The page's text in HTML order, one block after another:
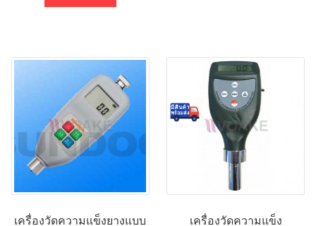
เครื่องวัดความแข็งยางแบบ
เครื่องวัดความแข็ง